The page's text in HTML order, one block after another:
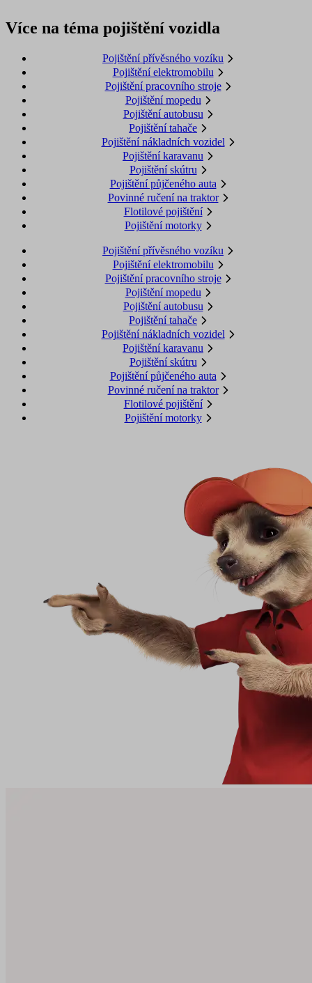
Více na téma pojištění vozidla
Pojištění přívěsného vozíku
Pojištění elektromobilu
Pojištění pracovního stroje
Pojištění mopedu
Pojištění autobusu
Pojištění tahače
Pojištění nákladních vozidel
Pojištění karavanu
Pojištění skútru
Pojištění půjčeného auta
Povinné ručení na traktor
Flotilové pojištění
Pojištění motorky
Pojištění přívěsného vozíku
Pojištění elektromobilu
Pojištění pracovního stroje
Pojištění mopedu
Pojištění autobusu
Pojištění tahače
Pojištění nákladních vozidel
Pojištění karavanu
Pojištění skútru
Pojištění půjčeného auta
Povinné ručení na traktor
Flotilové pojištění
Pojištění motorky